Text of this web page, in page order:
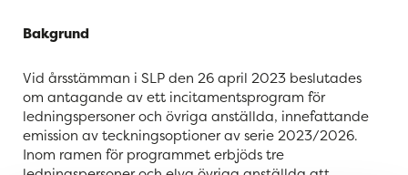
Bakgrund
Vid årsstämman i SLP den 26 april 2023 beslutades
om antagande av ett incitamentsprogram för
ledningspersoner och övriga anställda, innefattande
emission av teckningsoptioner av serie 2023/2026.
Inom ramen för programmet erbjöds tre